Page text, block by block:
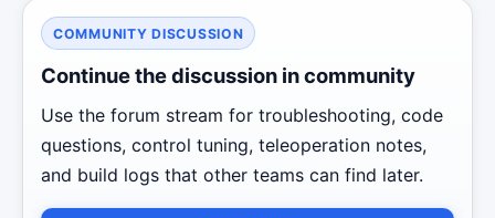
COMMUNITY DISCUSSION
Continue the discussion in community
Use the forum stream for troubleshooting, code
questions, control tuning, teleoperation notes,
and build logs that other teams can find later.